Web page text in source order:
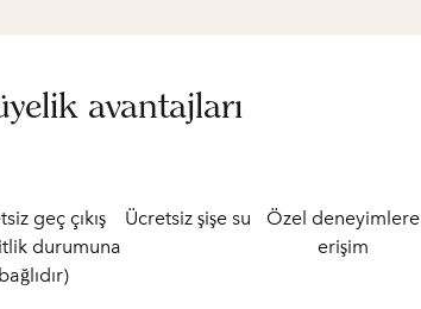
avantajları
geç çıkış
durumuna
bağlıdır)
Ücretsiz şişe su
Özel deneyimlere
erişim